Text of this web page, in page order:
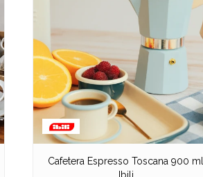
Cafetera Espresso Toscana 900 ml
Ibili